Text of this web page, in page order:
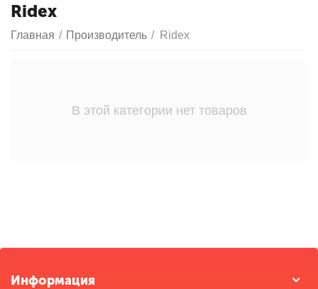
Ridex
Главная / Производитель / Ridex
В этой категории нет товаров
Информация